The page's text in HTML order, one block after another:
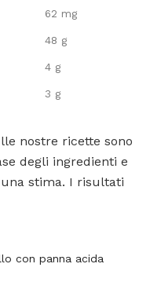
62 mg
48 g
4 g
3 g
nostre ricette sono
degli ingredienti e
stima. I risultati
con panna acida